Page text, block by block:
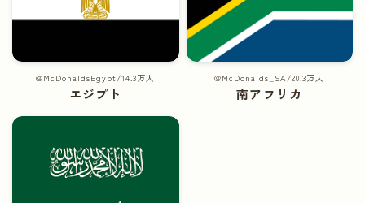
@McDonaldsEgypt/14.3万人
エジプト
@McDonalds_SA/20.3万人
南アフリカ